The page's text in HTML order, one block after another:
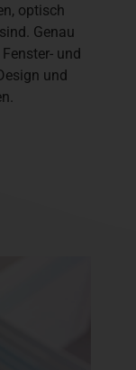
optisch
Genau
und
und